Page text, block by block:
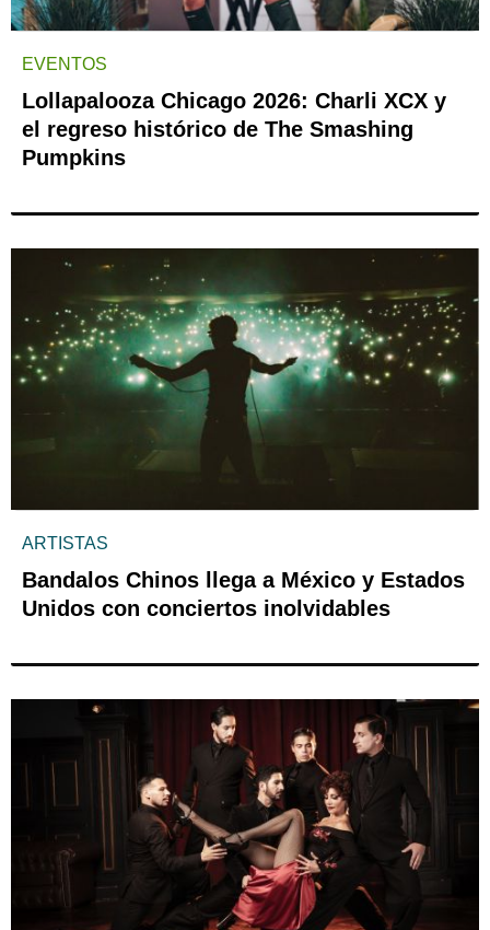
EVENTOS
Lollapalooza Chicago 2026: Charli XCX y
el regreso histórico de The Smashing
Pumpkins
ARTISTAS
Bandalos Chinos llega a México y Estados
Unidos con conciertos inolvidables